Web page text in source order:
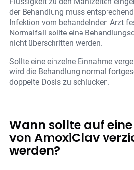
der Behandlung muss
Infektion vom behandelnden Arzt
Normalfall sollte eine
nicht überschritten werden.
Sollte eine einzelne Einnahme
wird die Behandlung normal
doppelte Dosis zu schlucken.
Wann sollte auf
von AmoxiClav
werden?